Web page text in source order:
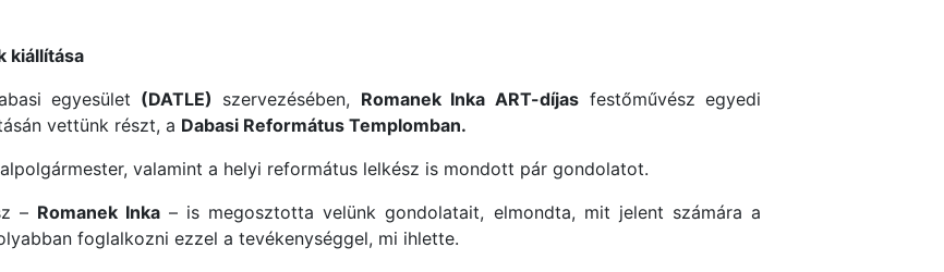
kiállítása
egyesület (DATLE) szervezésében, Romanek Inka ART-díjas festőművész egyedi
vettünk részt, a Dabasi Református Templomban.
alpolgármester, valamint a helyi református lelkész is mondott pár gondolatot.
– Romanek Inka– is megosztotta velünk gondolatait, elmondta, mit jelent számára a
foglalkozni ezzel a tevékenységgel, mi ihlette.